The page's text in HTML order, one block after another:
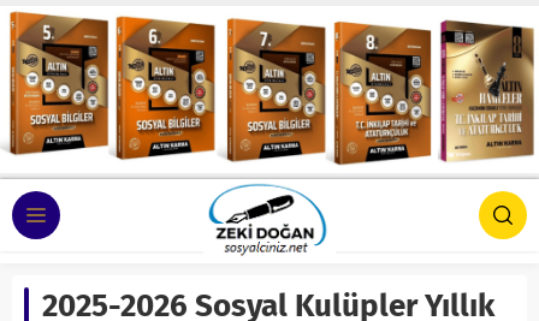
2025-2026 Sosyal Kulüpler Yıllık